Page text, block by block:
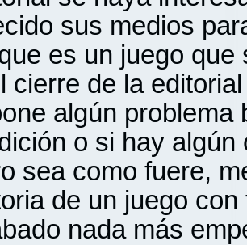
sus medios
es un juego
cierre de la
algún problema
o si hay
sea como fuere,
de un juego
nada más